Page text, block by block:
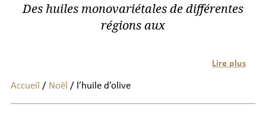
Des huiles monovariétales de différentes
régions aux
Lire plus
Accueil / Noël / l’huile d’olive